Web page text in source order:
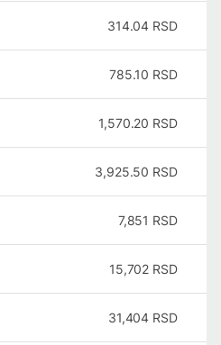
314.04 RSD
785.10 RSD
1,570.20 RSD
3,925.50 RSD
7,851 RSD
15,702 RSD
31,404 RSD